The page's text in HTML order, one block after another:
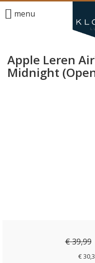
menu
Apple Leren
Midnight
€ 39,99
€